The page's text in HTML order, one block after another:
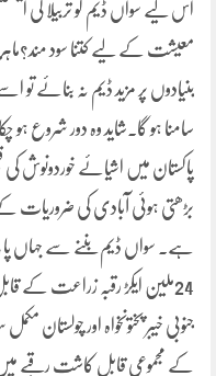
اس لیے سواں ڈیم کو تربیلا کی
معیشت کے لیے کتنا سود
بنیادوں پر مزید ڈیم نہ بنائے تو
سامنا ہو گا۔شاید وہ دور شروع
پاکستان میں اشیائے خوردونوش
بڑھتی ہوئی آبادی کی ضروریات
ہے۔ سواں ڈیم بننے سے جہاں
24ملین ایکڑ رقبہ زراعت کے
جنوبی خیبر پختونخواہ اور چولستان